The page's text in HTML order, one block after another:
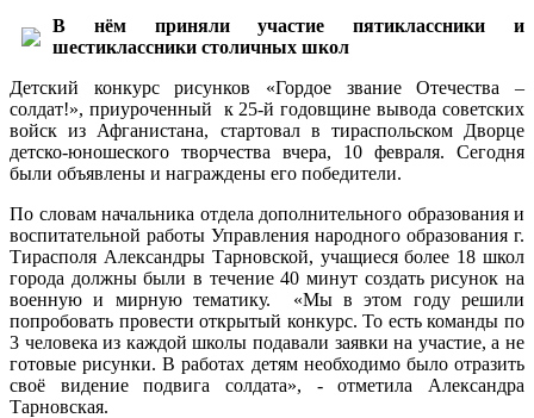
В нём приняли участие пятиклассники и
шестиклассники столичных школ
Детский конкурс рисунков «Гордое звание Отечества –
солдат!», приуроченный к 25-й годовщине вывода советских
войск из Афганистана, стартовал в тираспольском Дворце
детско-юношеского творчества вчера, 10 февраля. Сегодня
были объявлены и награждены его победители.
По словам начальника отдела дополнительного образования и
воспитательной работы Управления народного образования г.
Тирасполя Александры Тарновской, учащиеся более 18 школ
города должны были в течение 40 минут создать рисунок на
военную и мирную тематику. «Мы в этом году решили
попробовать провести открытый конкурс. То есть команды по
3 человека из каждой школы подавали заявки на участие, а не
готовые рисунки. В работах детям необходимо было отразить
своё видение подвига солдата», - отметила Александра
Тарновская.